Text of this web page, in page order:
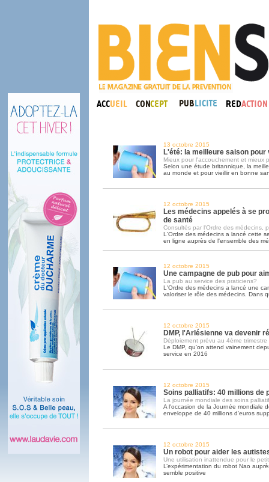
13 octobre 2015
L'été: la meilleure saison pour
Mieux pour l'accouchement et mieux
Selon une étude britannique, la
au monde et pour vieillir en bonne
12 octobre 2015
Les médecins appelés à se
de santé
Consultés par l'Ordre des médecins,
L'Ordre des médecins a lancé cette
en ligne auprès de l'ensemble des
12 octobre 2015
Une campagne de pub pour
La pub au service des praticiens?
L'Ordre des médecins a lancé une
valoriser le rôle des médecins. Dans
12 octobre 2015
DMP, l'Arlésienne va devenir
Déploiement prévu au 4ème trimestre
Le DMP, qu'on attend vainement
service en 2016
12 octobre 2015
Soins palliatifs: 40 millions de
La journée mondiale des soins
A l'occasion de la Journée mondiale
enveloppe de 40 millions d'euros
12 octobre 2015
Un robot pour aider les
Une utilisation inattendue pour le
L’expérimentation du robot Nao
semble positive